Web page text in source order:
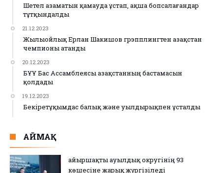
Шетел азаматын қамауда ұстап, ақша бопсалағандар
тұтқындалды
21.12.2023
Жылыойлық Ерлан Шакишов грэпплингтен Қазақстан
чемпионы атанды
20.12.2023
БҰҰ Бас Ассамблеясы Қазақстанның бастамасын
қолдады
19.12.2023
Бекіретұқымдас балық және уылдырықпен ұсталды
АЙМАҚ
Қайыршақты ауылдық округінің 93
көшесіне жарық жүргізіледі